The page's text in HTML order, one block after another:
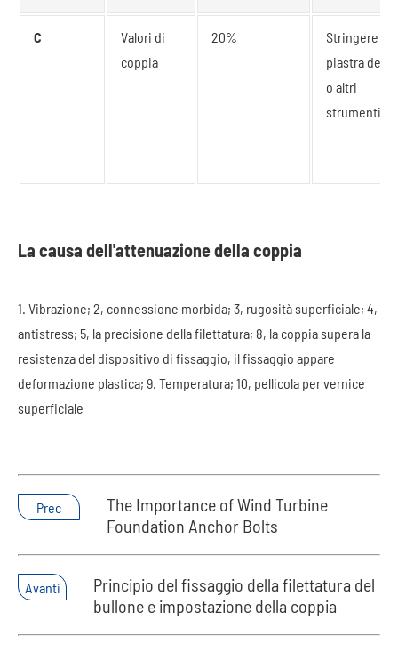
C
Valori di
coppia
20%
Stringere la
piastra
o altri
strumenti.
La causa dell'attenuazione della coppia
1. Vibrazione; 2, connessione morbida; 3, rugosità superficiale; 4,
antistress; 5, la precisione della filettatura; 8, la coppia supera la
resistenza del dispositivo di fissaggio, il fissaggio appare
deformazione plastica; 9. Temperatura; 10, pellicola per vernice
superficiale
Prec
The Importance of Wind Turbine
Foundation Anchor Bolts
Avanti
Principio del fissaggio della filettatura del
bullone e impostazione della coppia